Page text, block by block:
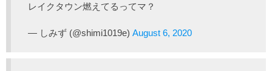
レイクタウン燃えてるってマ？
— しみず (@shimi1019e) August 6, 2020